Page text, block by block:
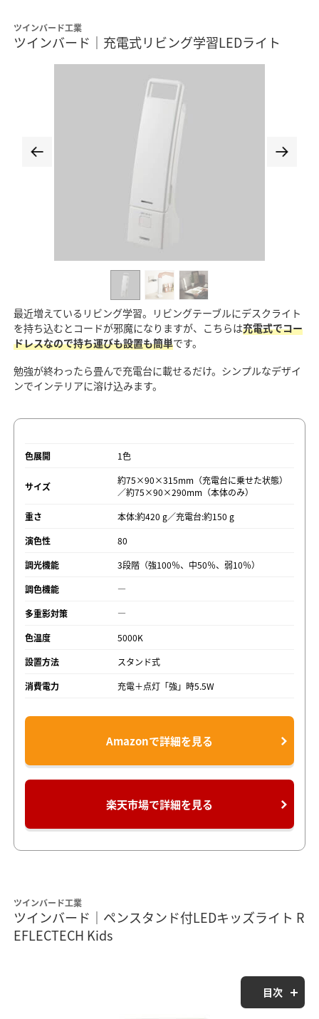
ツインバード工業
ツインバード｜充電式リビング学習LEDライト
最近増えているリビング学習。リビングテーブルにデスクライト
を持ち込むとコードが邪魔になりますが、こちらは充電式でコー
ドレスなので持ち運びも設置も簡単です。
勉強が終わったら畳んで充電台に載せるだけ。シンプルなデザイ
ンでインテリアに溶け込みます。
色展開 1色
サイズ
約75×90×315mm（充電台に乗せた状態）
／約75×90×290mm（本体のみ）
重さ
本体:約420 g／充電台:約150 g
演色性
80
調光機能
3段階（強100％、中50％、弱10％）
調色機能
―
多重影対策
―
色温度
5000K
設置方法
スタンド式
消費電力
充電＋点灯「強」時5.5W
Amazonで詳細を見る
楽天市場で詳細を見る
ツインバード工業
ツインバード｜ペンスタンド付LEDキッズライト R
EFLECTECH Kids
目次